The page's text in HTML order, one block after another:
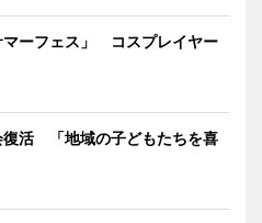
マーフェス」 コスプレイヤー
復活 「地域の子どもたちを喜